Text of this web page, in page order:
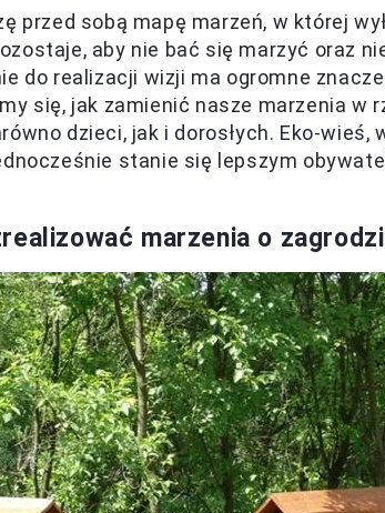
przed sobą mapę marzeń, w której
aby nie bać się marzyć oraz
do realizacji wizji ma ogromne
się, jak zamienić nasze marzenia
dzieci, jak i dorosłych. Eko-wieś,
stanie się lepszym
marzenia o